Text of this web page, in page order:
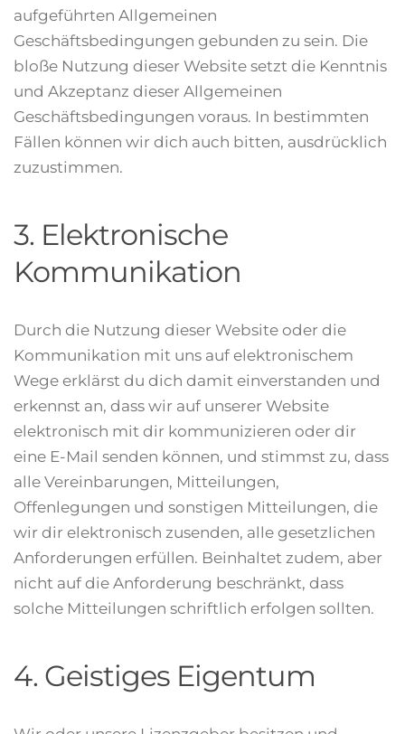
aufgeführten Allgemeinen
Geschäftsbedingungen gebunden zu sein. Die
bloße Nutzung dieser Website setzt die Kenntnis
und Akzeptanz dieser Allgemeinen
Geschäftsbedingungen voraus. In bestimmten
Fällen können wir dich auch bitten, ausdrücklich
zuzustimmen.
3. Elektronische
Kommunikation
Durch die Nutzung dieser Website oder die
Kommunikation mit uns auf elektronischem
Wege erklärst du dich damit einverstanden und
erkennst an, dass wir auf unserer Website
elektronisch mit dir kommunizieren oder dir
eine E-Mail senden können, und stimmst zu, dass
alle Vereinbarungen, Mitteilungen,
Offenlegungen und sonstigen Mitteilungen, die
wir dir elektronisch zusenden, alle gesetzlichen
Anforderungen erfüllen. Beinhaltet zudem, aber
nicht auf die Anforderung beschränkt, dass
solche Mitteilungen schriftlich erfolgen sollten.
4. Geistiges Eigentum